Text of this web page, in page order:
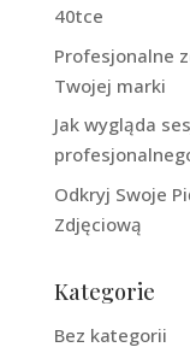
40tce
Profesjonalne
Twojej marki
Jak wygląda
Odkryj Swoje
Zdjęciową
Kategorie
Bez kategorii